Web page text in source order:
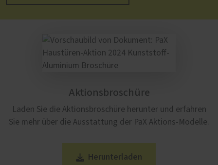
Aktionsbroschüre
Laden Sie die Aktionsbroschüre herunter und erfahren
Sie mehr über die Ausstattung der PaX Aktions-Modelle.
Herunterladen